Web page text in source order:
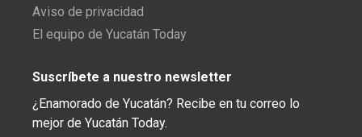
Aviso de privacidad
El equipo de Yucatán Today
Suscríbete a nuestro newsletter
¿Enamorado de Yucatán? Recibe en tu correo lo
mejor de Yucatán Today.